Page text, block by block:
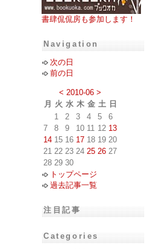
書肆侃侃房も参加します！
Navigation
次の日
前の日
< 2010-06 >
月
火 水 木 金 土 日
1
2 3 4 5
6
7
8 9 10 11 12 13
14 15 16 17 18 19 20
21 22 23 24 25 26 27
28 29 30
トップページ
過去記事一覧
注目記事
Categories